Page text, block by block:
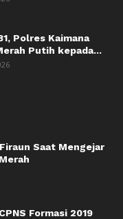
Polres Kaimana
Putih kepada...
Saat Mengejar
Formasi 2019